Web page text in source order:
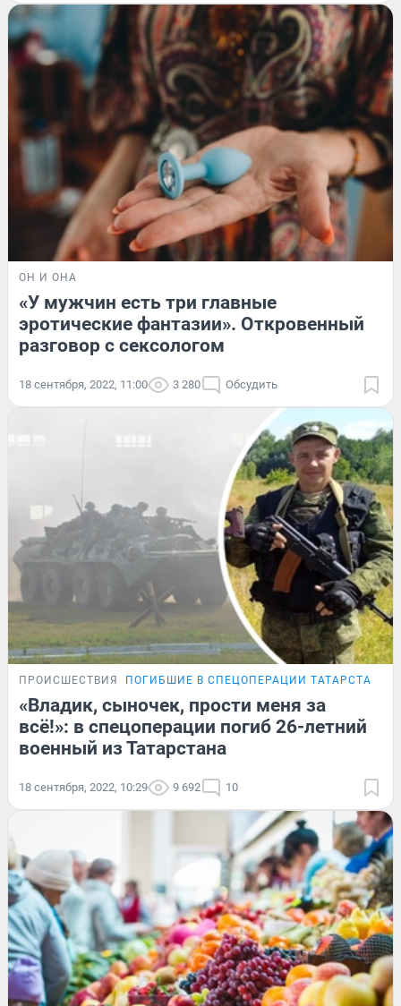
ОН И ОНА
«У мужчин есть три главные
эротические фантазии». Откровенный
разговор с сексологом
18 сентября, 2022, 11:00 3 280 Обсудить
ПРОИСШЕСТВИЯ ПОГИБШИЕ В СПЕЦОПЕРАЦИИ ТАТАРСТАНЦЫ
«Владик, сыночек, прости меня за
всё!»: в спецоперации погиб 26-летний
военный из Татарстана
18 сентября, 2022, 10:29 9 692 10